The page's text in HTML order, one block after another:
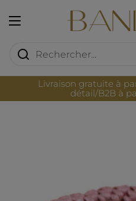
Ouvrir le menu
Livraison gratuite à
détail/B2B à